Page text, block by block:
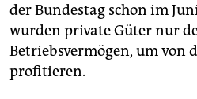
der Bundestag schon im
wurden private Güter nur
Betriebsvermögen, um von
profitieren.